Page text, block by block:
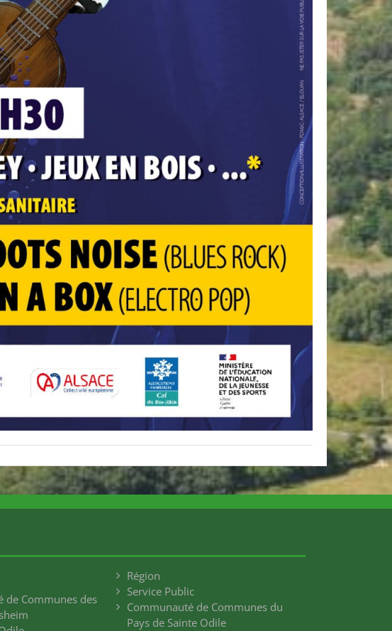
de Communes des
Région
Service Public
Communauté de Communes du
Pays de Sainte Odile